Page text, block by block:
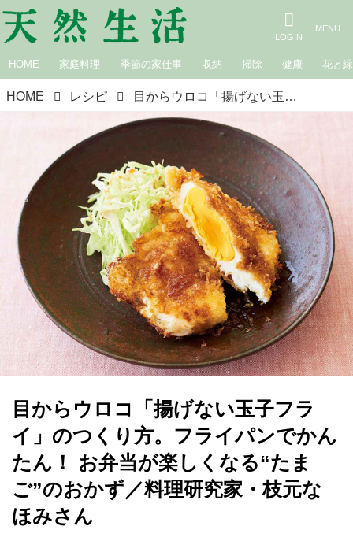
HOME 家庭料理 季節の家仕事 収納 掃除 健康 花と緑
HOME レシピ 目からウロコ「揚げない玉子フライ」のつくり方。フライパンでかんたん！ お弁当が楽しくなる“たまご”のおかず／料理研究家・枝元なほみさん
目からウロコ「揚げない玉子フラ
イ」のつくり方。フライパンでかん
たん！ お弁当が楽しくなる“たま
ご”のおかず／料理研究家・枝元な
ほみさん